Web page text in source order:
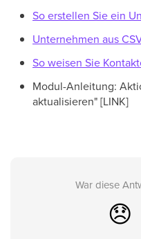
So erstellen Sie ein
Unternehmen aus
So weisen Sie
Modul-Anleitung:
aktualisieren" [LINK]
War diese
😞